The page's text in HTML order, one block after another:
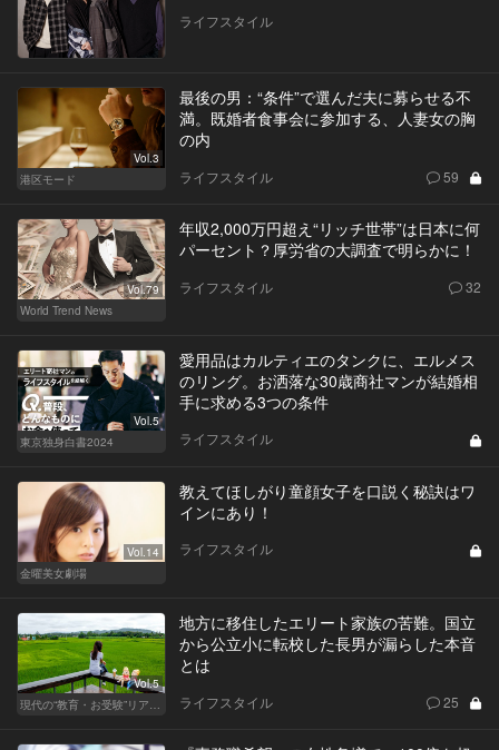
ライフスタイル
Vol.3
港区モード
最後の男：“条件”で選んだ夫に募らせる不
満。既婚者食事会に参加する、人妻女の胸
の内
ライフスタイル 59
Vol.79
World Trend News
年収2,000万円超え“リッチ世帯”は日本に何
パーセント？厚労省の大調査で明らかに！
ライフスタイル 32
Vol.5
東京独身白書2024
愛用品はカルティエのタンクに、エルメス
のリング。お洒落な30歳商社マンが結婚相
手に求める3つの条件
ライフスタイル
Vol.14
金曜美女劇場
教えてほしがり童顔女子を口説く秘訣はワ
インにあり！
ライフスタイル
Vol.5
現代の“教育・お受験”リアルドキュメント
地方に移住したエリート家族の苦難。国立
から公立小に転校した長男が漏らした本音
とは
ライフスタイル 25